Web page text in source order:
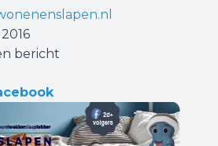
bericht